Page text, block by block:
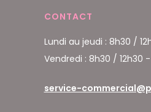
CONTACT
Lundi au jeudi : 8h30 /
Vendredi : 8h30 / 12h30
service-